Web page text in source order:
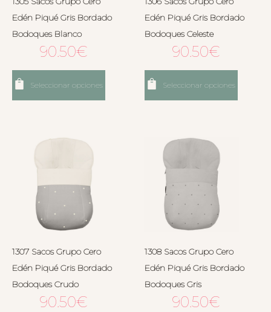
Edén Piqué Gris Bordado
Bodoques Blanco
90.50€
Seleccionar opciones
Edén Piqué Gris Bordado
Bodoques Celeste
90.50€
Seleccionar opciones
1307 Sacos Grupo Cero
Edén Piqué Gris Bordado
Bodoques Crudo
90.50€
1308 Sacos Grupo Cero
Edén Piqué Gris Bordado
Bodoques Gris
90.50€